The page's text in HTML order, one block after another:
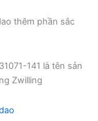
thêm phần sắc
141 là tên sản
Zwilling